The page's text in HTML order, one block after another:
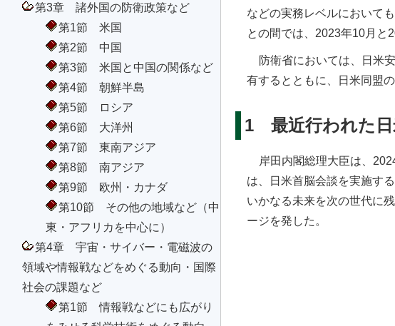
第3章 諸外国の防衛政策など
第1節 米国
第2節 中国
第3節 米国と中国の関係など
第4節 朝鮮半島
第5節 ロシア
第6節 大洋州
第7節 東南アジア
第8節 南アジア
第9節 欧州・カナダ
第10節 その他の地域など（中
東・アフリカを中心に）
第4章 宇宙・サイバー・電磁波の
領域や情報戦などをめぐる動向・国際
社会の課題など
第1節 情報戦などにも広がり
などの実務レベルにおいて
との間では、2023年10月と
防衛省においては、日米
有するとともに、日米同盟
1 最近行われた日
岸田内閣総理大臣は、
は、日米首脳会談を実施す
いかなる未来を次の世代に
ージを発した。